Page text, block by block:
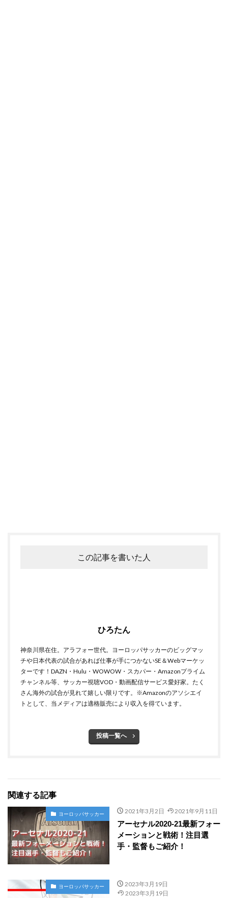
この記事を書いた人
ひろたん
神奈川県在住。アラフォー世代。ヨーロッパサッカーのビッグマッ
チや日本代表の試合があれば仕事が手につかないSE＆Webマーケッ
ターです！DAZN・Hulu・WOWOW・スカパー・Amazonプライム
チャンネル等、サッカー視聴VOD・動画配信サービス愛好家。たく
さん海外の試合が見れて嬉しい限りです。※Amazonのアソシエイ
トとして、当メディアは適格販売により収入を得ています。
投稿一覧へ
関連する記事
ヨーロッパサッカー 2021年3月2日 2021年9月11日
アーセナル2020-21最新フォー
メーションと戦術！注目選
手・監督もご紹介！
ヨーロッパサッカー
2023年3月19日
2023年3月19日